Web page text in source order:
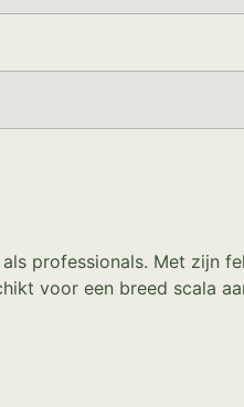
professionals. Met zijn
voor een breed scala